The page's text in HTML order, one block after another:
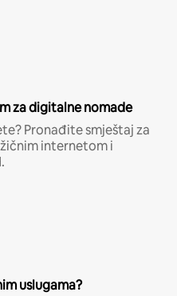
za digitalne nomade
Pronađite smještaj za
internetom i
uslugama?